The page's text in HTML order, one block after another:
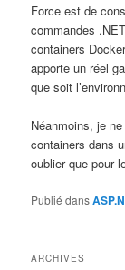
Force est de
commandes
containers
apporte un réel
que soit
Néanmoins, je
containers dans
oublier que pour
Publié dans
ARCHIVES